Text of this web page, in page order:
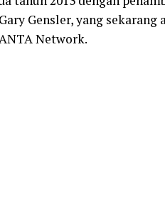
Gensler, yang sekarang
Network.